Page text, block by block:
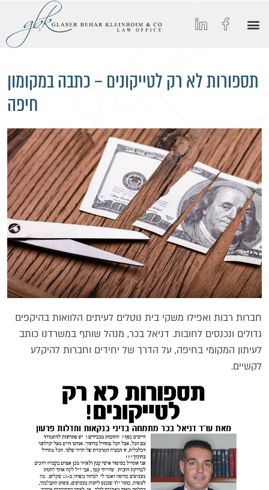
תספורות לא רק לטייקונים – כתבה במקומון
חיפה
חברות רבות ואפילו משקי בית נוטלים לעיתים הלוואות בהיקפים
גדולים ונכנסים לחובות. דניאל בכר, מנהל שותף במשרדנו כותב
לעיתון המקומי בחיפה, על הדרך של יחידים וחברות להיקלע
לקשיים.